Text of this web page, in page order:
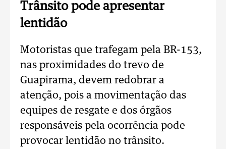
Trânsito pode apresentar
lentidão
Motoristas que trafegam pela BR-153,
nas proximidades do trevo de
Guapirama, devem redobrar a
atenção, pois a movimentação das
equipes de resgate e dos órgãos
responsáveis pela ocorrência pode
provocar lentidão no trânsito.